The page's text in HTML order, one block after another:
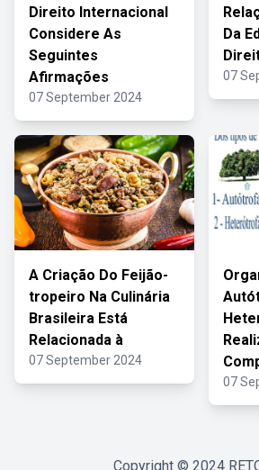
Direito Internacional
Considere As
Seguintes
Afirmações
07 September 2024
Da
07
A Criação Do Feijão-
tropeiro Na Culinária
Brasileira Está
Relacionada à
07 September 2024
07
Copyright © 2024